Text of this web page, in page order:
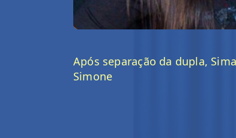
Após separação da dupla,
Simone